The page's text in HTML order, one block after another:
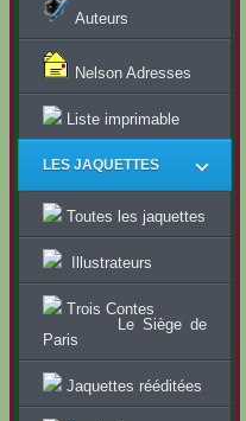
Auteurs
Nelson Adresses
Liste imprimable
LES JAQUETTES
Toutes les jaquettes
Illustrateurs
Trois Contes
Le Siège de
Paris
Jaquettes rééditées